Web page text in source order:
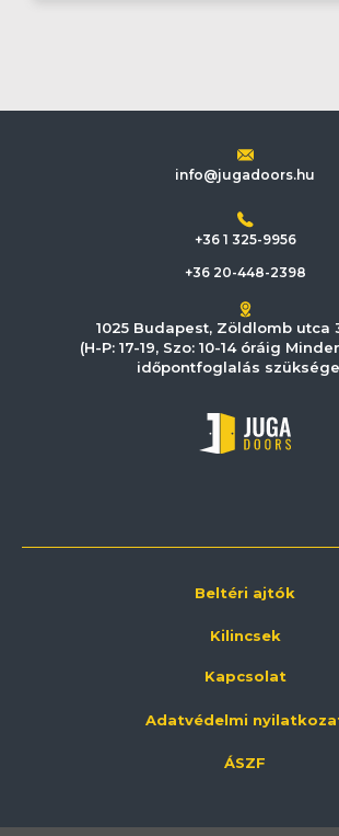
info@jugadoors.hu
+36 1 325-9956
+36 20-448-2398
1025 Budapest, Zöldlomb utca
(H-P: 17-19, Szo: 10-14 óráig
időpontfoglalás
Beltéri ajtók
Kilincsek
Kapcsolat
Adatvédelmi
ÁSZF